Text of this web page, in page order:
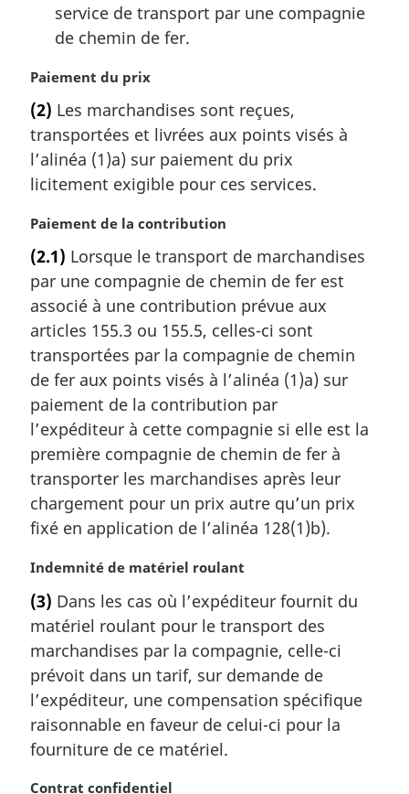
service de transport par une compagnie
de chemin de fer.
N
t
e
m
a
g
n
a
e
:
Paiement du prix
(2) Les marchandises sont reçues,
transportées et livrées aux points visés à
l’alinéa (1)a) sur paiement du prix
licitement exigible pour ces services.
N
t
e
m
a
g
i
n
a
e
:
Paiement de la contribution
(2.1) Lorsque le transport de marchandises
par une compagnie de chemin de fer est
associé à une contribution prévue aux
articles 155.3 ou 155.5, celles-ci sont
transportées par la compagnie de chemin
de fer aux points visés à l’alinéa (1)a) sur
paiement de la contribution par
l’expéditeur à cette compagnie si elle est la
première compagnie de chemin de fer à
transporter les marchandises après leur
chargement pour un prix autre qu’un prix
fixé en application de l’alinéa 128(1)b).
N
t
e
m
r
g
i
n
l
Indemnité de matériel roulant
(3) Dans les cas où l’expéditeur fournit du
matériel roulant pour le transport des
marchandises par la compagnie, celle-ci
prévoit dans un tarif, sur demande de
l’expéditeur, une compensation spécifique
raisonnable en faveur de celui-ci pour la
fourniture de ce matériel.
N
Contrat confidentiel